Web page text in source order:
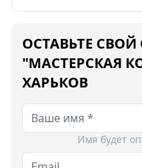
ОСТАВЬТЕ
"МАСТЕРСКАЯ
ХАРЬКОВ
Имя будет